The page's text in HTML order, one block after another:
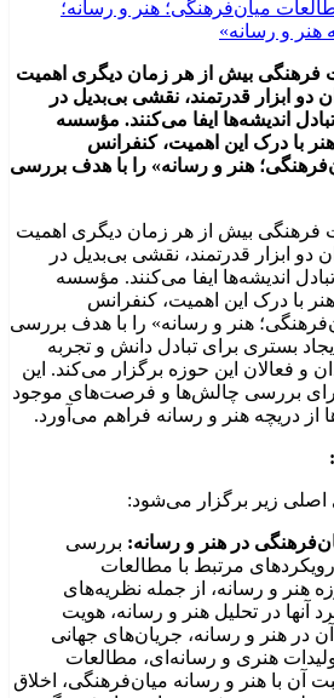
فرهنگی بیش از هر زمان دیگری اهمیت
دو ابزار قدرتمند، نقشی بی‌بدیل در
اندیشه‌ها ایفا می‌کنند. مؤسسه
با درک این اهمیت، کنفرانس
هنر و رسانه» را با هدف بررسی
فرهنگی بیش از هر زمان دیگری اهمیت
دو ابزار قدرتمند، نقشی بی‌بدیل در
اندیشه‌ها ایفا می‌کنند. مؤسسه
با درک این اهمیت، کنفرانس
هنر و رسانه» را با هدف بررسی
بستری برای تبادل دانش و تجربه
و فعالان این حوزه برگزار می‌کند. این
بررسی چالش‌ها و فرصت‌های موجود
دریچه هنر و رسانه فراهم می‌آورد.
اصلی زیر برگزار می‌شود:
در هنر و رسانه: بررسی
مرتبط با مطالعات
هنر و رسانه، از جمله نظریه‌های
آنها در تحلیل هنر و رسانه، هویت
در هنر و رسانه، جریان‌های جهانی
هنری و رسانه‌ای، مطالعات
آن با هنر و رسانه میان‌فرهنگی، اخلاق